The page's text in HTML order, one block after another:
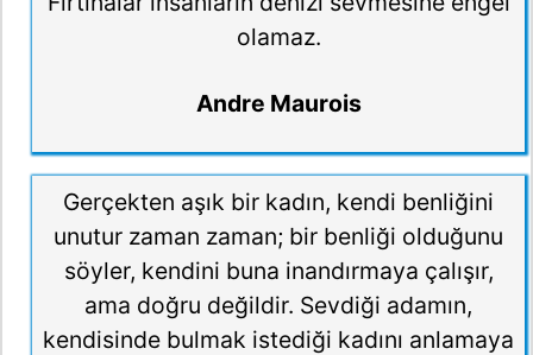
olamaz.
Andre Maurois
Gerçekten aşık bir kadın, kendi benliğini
unutur zaman zaman; bir benliği olduğunu
söyler, kendini buna inandırmaya çalışır,
ama doğru değildir. Sevdiği adamın,
kendisinde bulmak istediği kadını anlamaya